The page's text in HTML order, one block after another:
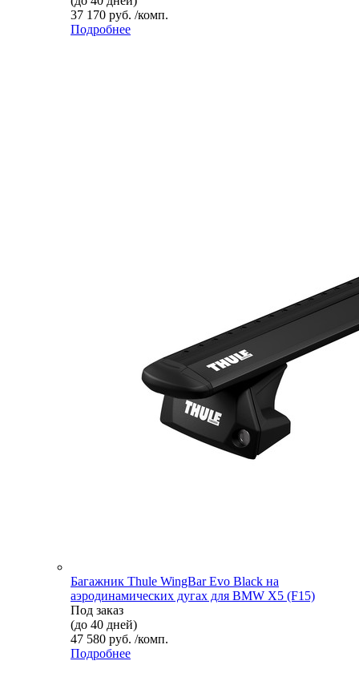
37 170 руб. /комп.
Подробнее
Багажник Thule WingBar Evo Black на
аэродинамических дугах для BMW X5 (F15)
Под заказ
(до 40 дней)
47 580 руб. /комп.
Подробнее